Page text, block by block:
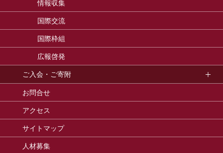
情報収集
国際交流
国際枠組
広報啓発
ご入会・ご寄附
お問合せ
アクセス
サイトマップ
人材募集